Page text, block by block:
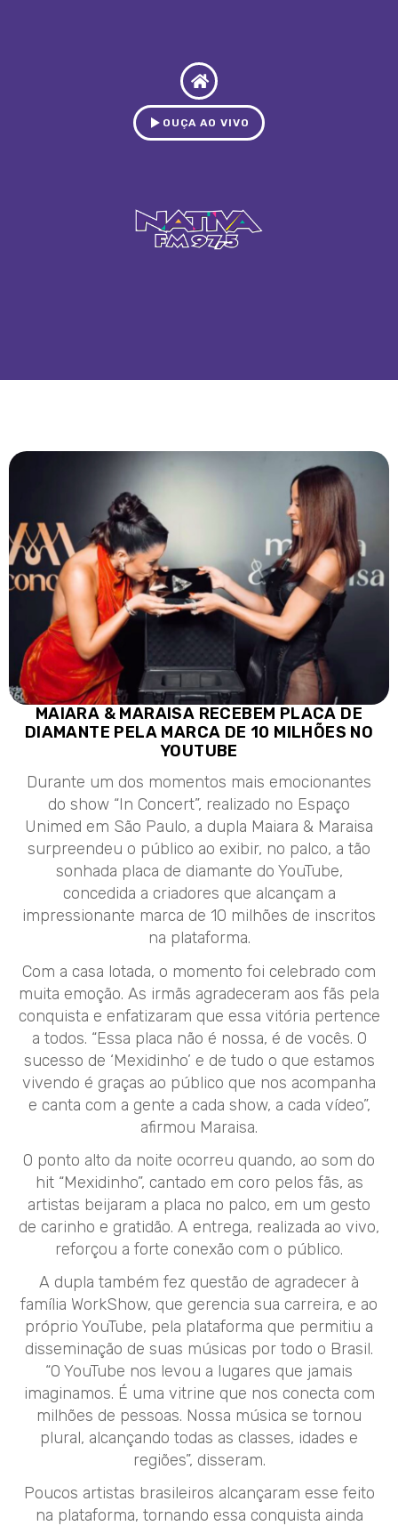
OUÇA AO VIVO
MAIARA & MARAISA RECEBEM PLACA DE
DIAMANTE PELA MARCA DE 10 MILHÕES NO
YOUTUBE
Durante um dos momentos mais emocionantes
do show “In Concert”, realizado no Espaço
Unimed em São Paulo, a dupla Maiara & Maraisa
surpreendeu o público ao exibir, no palco, a tão
sonhada placa de diamante do YouTube,
concedida a criadores que alcançam a
impressionante marca de 10 milhões de inscritos
na plataforma.
Com a casa lotada, o momento foi celebrado com
muita emoção. As irmãs agradeceram aos fãs pela
conquista e enfatizaram que essa vitória pertence
a todos. “Essa placa não é nossa, é de vocês. O
sucesso de ‘Mexidinho’ e de tudo o que estamos
vivendo é graças ao público que nos acompanha
e canta com a gente a cada show, a cada vídeo”,
afirmou Maraisa.
O ponto alto da noite ocorreu quando, ao som do
hit “Mexidinho”, cantado em coro pelos fãs, as
artistas beijaram a placa no palco, em um gesto
de carinho e gratidão. A entrega, realizada ao vivo,
reforçou a forte conexão com o público.
A dupla também fez questão de agradecer à
família WorkShow, que gerencia sua carreira, e ao
próprio YouTube, pela plataforma que permitiu a
disseminação de suas músicas por todo o Brasil.
“O YouTube nos levou a lugares que jamais
imaginamos. É uma vitrine que nos conecta com
milhões de pessoas. Nossa música se tornou
plural, alcançando todas as classes, idades e
regiões”, disseram.
Poucos artistas brasileiros alcançaram esse feito
na plataforma, tornando essa conquista ainda